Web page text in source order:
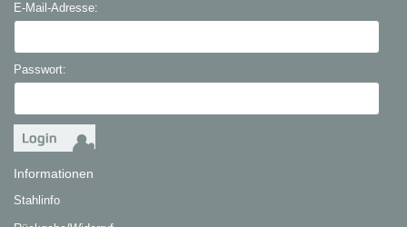
E-Mail-Adresse:
Passwort:
Informationen
Stahlinfo